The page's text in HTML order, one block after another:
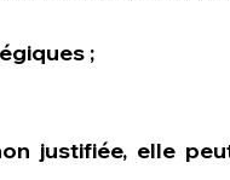
;
justifiée, elle